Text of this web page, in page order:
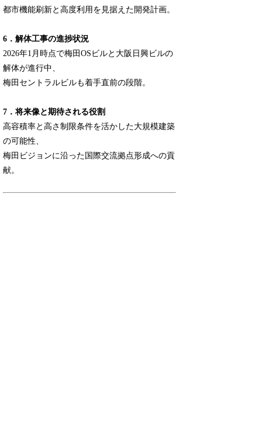
都市機能刷新と高度利用を見据えた開発計画。
6．解体工事の進捗状況
2026年1月時点で梅田OSビルと大阪日興ビルの
解体が進行中、
梅田セントラルビルも着手直前の段階。
7．将来像と期待される役割
高容積率と高さ制限条件を活かした大規模建築
の可能性、
梅田ビジョンに沿った国際交流拠点形成への貢
献。